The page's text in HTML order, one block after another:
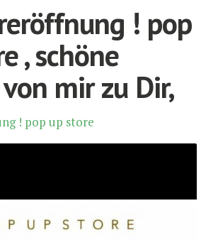
! pop
, schöne
mir zu Dir,
! pop up store